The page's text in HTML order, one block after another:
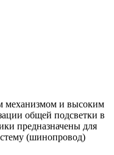
механизмом и высоким
общей подсветки в
предназначены для
(шинопровод)